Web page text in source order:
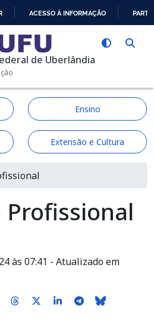
PARA
O
ACESSO À INFORMAÇÃO
de Uberlândia
Ensino
Extensão e Cultura
Profissional
às 07:41 - Atualizado em